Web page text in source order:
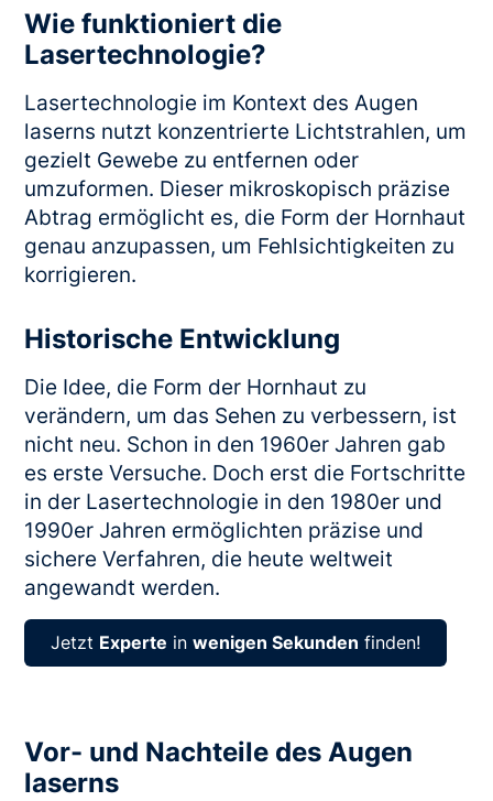
Wie funktioniert die
Lasertechnologie?
Lasertechnologie im Kontext des Augen
laserns nutzt konzentrierte Lichtstrahlen, um
gezielt Gewebe zu entfernen oder
umzuformen. Dieser mikroskopisch präzise
Abtrag ermöglicht es, die Form der Hornhaut
genau anzupassen, um Fehlsichtigkeiten zu
korrigieren.
Historische Entwicklung
Die Idee, die Form der Hornhaut zu
verändern, um das Sehen zu verbessern, ist
nicht neu. Schon in den 1960er Jahren gab
es erste Versuche. Doch erst die Fortschritte
in der Lasertechnologie in den 1980er und
1990er Jahren ermöglichten präzise und
sichere Verfahren, die heute weltweit
angewandt werden.
Jetzt Experte inwenigen Sekunden finden!
Vor- und Nachteile des Augen
laserns